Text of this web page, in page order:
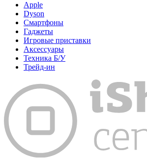
Apple
Dyson
Смартфоны
Гаджеты
Игровые приставки
Аксессуары
Техника Б/У
Трейд-ин